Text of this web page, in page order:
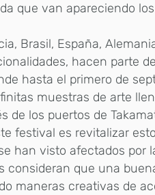
que van apareciendo
Brasil, España,
hacen parte
hasta el primero de
muestras de arte
de los puertos de
festival es revitalizar
han visto afectados por
consideran que una
maneras creativas de